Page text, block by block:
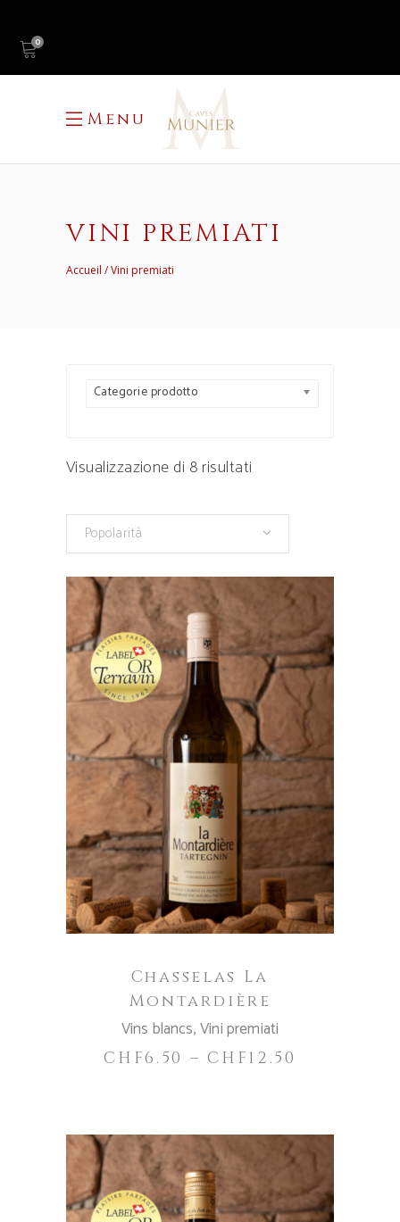
0
Menu
VINI PREMIATI
Accueil Vini premiati
Categorie prodotto
Visualizzazione di 8 risultati
Popolarità
CHOIX DES OPTIONS
Questo
prodotto
ha
più
varianti.
Le
opzioni
possono
scelte
nella
pagina
del
Chasselas La
Montardière
Vins blancs,Vini premiati
CHF6.50 –CHF12.50